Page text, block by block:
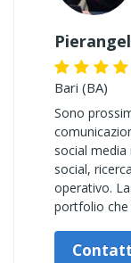
Bari (BA)
Sono
social
social,
operativo.
portfolio che